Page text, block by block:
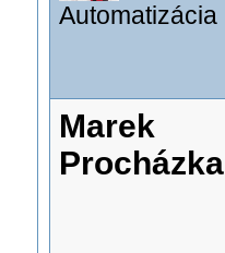
Automatizácia
Marek
Procházka